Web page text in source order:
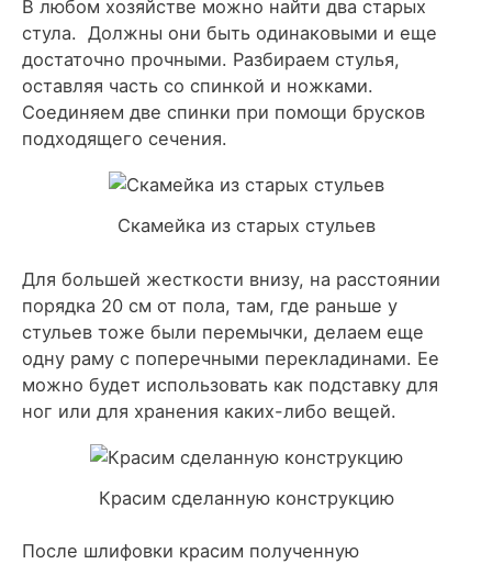
В любом хозяйстве можно найти два старых
стула. Должны они быть одинаковыми и еще
достаточно прочными. Разбираем стулья,
оставляя часть со спинкой и ножками.
Соединяем две спинки при помощи брусков
подходящего сечения.
Скамейка из старых стульев
Для большей жесткости внизу, на расстоянии
порядка 20 см от пола, там, где раньше у
стульев тоже были перемычки, делаем еще
одну раму с поперечными перекладинами. Ее
можно будет использовать как подставку для
ног или для хранения каких-либо вещей.
Красим сделанную конструкцию
После шлифовки красим полученную